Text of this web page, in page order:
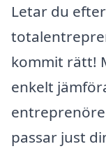
Letar du
kommit rätt!
enkelt
passar just